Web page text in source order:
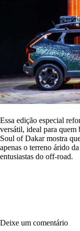
Essa edição especial
versátil, ideal para quem
Soul of Dakar mostra
apenas o terreno árido
entusiastas do off-road.
Deixe um comentário